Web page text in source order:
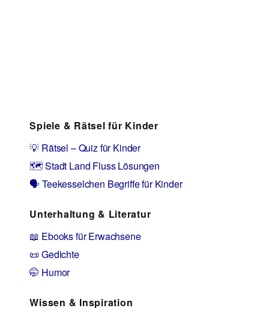
Spiele & Rätsel für Kinder
💡 Rätsel – Quiz für Kinder
🗺️ Stadt Land Fluss Lösungen
🗣️ Teekesselchen Begriffe für Kinder
Unterhaltung & Literatur
📖 Ebooks für Erwachsene
📜 Gedichte
🤭 Humor
Wissen & Inspiration